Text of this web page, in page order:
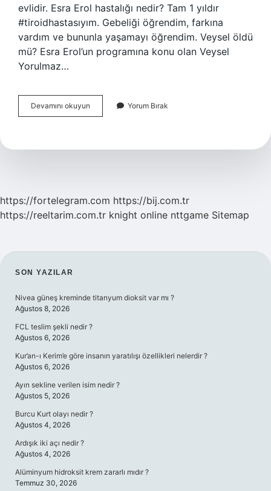
evlidir. Esra Erol hastalığı nedir? Tam 1 yıldır
#tiroidhastasıyım. Gebeliği öğrendim, farkına
vardım ve bununla yaşamayı öğrendim. Veysel öldü
mü? Esra Erol’un programına konu olan Veysel
Yorulmaz…
Devamını okuyun
Erolun
Mı
Yorum Bırak
https://fortelegram.com https://bij.com.tr
https://reeltarim.com.tr knight online nttgame Sitemap
SIDEBAR
SON YAZILAR
Nivea güneş kreminde titanyum dioksit var mı ?
Ağustos 8, 2026
FCL teslim şekli nedir ?
Ağustos 6, 2026
Kur’an-ı Kerim’e göre insanın yaratılışı özellikleri nelerdir ?
Ağustos 6, 2026
Ayın sekline verilen isim nedir ?
Ağustos 5, 2026
Burcu Kurt olayı nedir ?
Ağustos 4, 2026
Ardışık iki açı nedir ?
Ağustos 4, 2026
Alüminyum hidroksit krem zararlı mıdır ?
Temmuz 30, 2026